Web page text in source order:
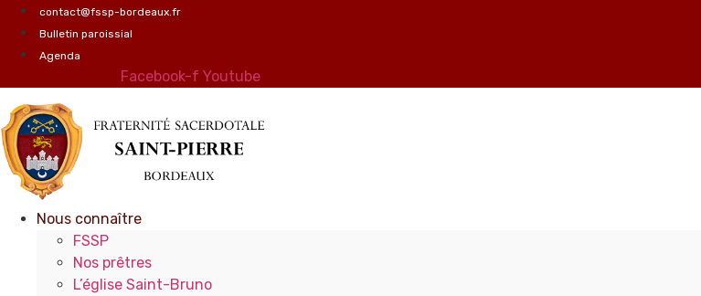
Aller
contenu
contact@fssp-bordeaux.fr
Bulletin paroissial
Agenda
Facebook-f Youtube
Nous connaître
FSSP
Nos prêtres
L’église Saint-Bruno